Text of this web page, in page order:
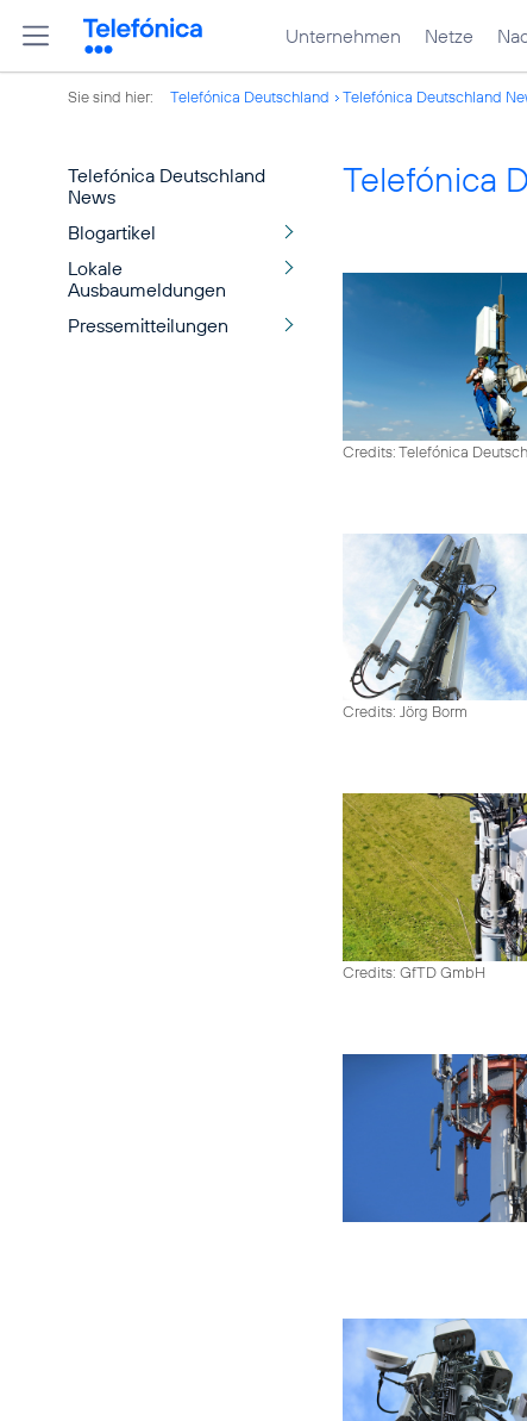
Unternehmen Netze
Sie sind hier: Telefónica Deutschland Telefónica Deutschland
Telefónica Deutschland
News
Blogartikel
Lokale
Ausbaumeldungen
Pressemitteilungen
Telefónica
Credits: Telefónica
Credits: Jörg Borm
Credits: GfTD GmbH